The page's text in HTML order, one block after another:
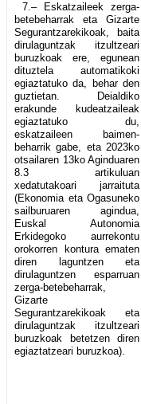
7.– Eskatzaileek zerga-
betebeharrak eta Gizarte
Segurantzarekikoak, baita
dirulaguntzak itzultzeari
buruzkoak ere, egunean
dituztela automatikoki
egiaztatuko da, behar den
guztietan. Deialdiko
erakunde kudeatzaileak
egiaztatuko du,
eskatzaileen baimen-
beharrik gabe, eta 2023ko
otsailaren 13ko Aginduaren
8.3 artikuluan
xedatutakoari jarraituta
(Ekonomia eta Ogasuneko
sailburuaren agindua,
Euskal Autonomia
Erkidegoko aurrekontu
orokorren kontura ematen
diren laguntzen eta
dirulaguntzen esparruan
zerga-betebeharrak,
Gizarte
Segurantzarekikoak eta
dirulaguntzak itzultzeari
buruzkoak betetzen diren
egiaztatzeari buruzkoa).